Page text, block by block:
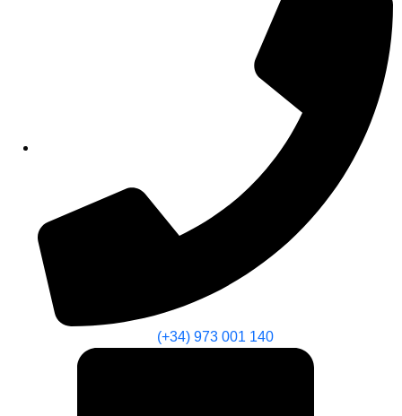
(+34) 973 001 140